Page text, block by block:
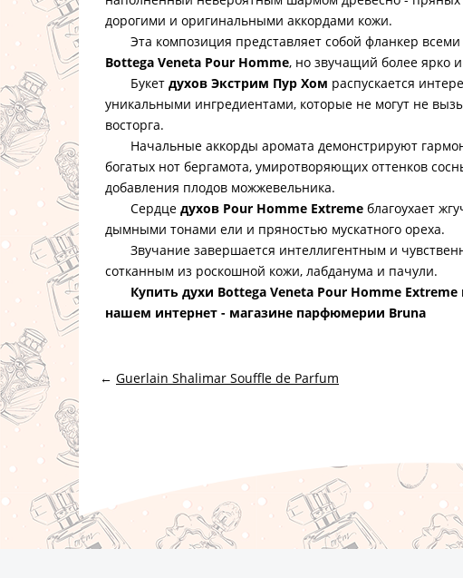
дорогими и оригинальными аккордами кожи.
Эта композиция представляет собой фланкер
Bottega Veneta Pour Homme, но звучащий более ярко
Букет духов Экстрим Пур Хом распускается
уникальными ингредиентами, которые не могут не
восторга.
Начальные аккорды аромата демонстрируют
богатых нот бергамота, умиротворяющих оттенков
добавления плодов можжевельника.
Сердце духов Pour Homme Extreme благоухает
дымными тонами ели и пряностью мускатного ореха.
Звучание завершается интеллигентным и
сотканным из роскошной кожи, лабданума и пачули.
Купить духи Bottega Veneta Pour Homme
нашем интернет - магазине парфюмерии Bruna
← Guerlain Shalimar Souffle de Parfum